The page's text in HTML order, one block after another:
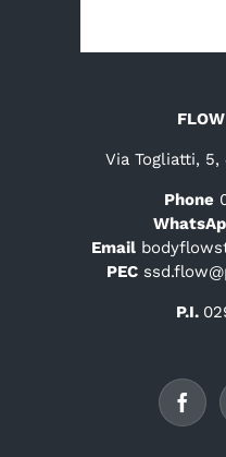
Via Togliatti, 5,
Phone
Email
PEC
P.I.